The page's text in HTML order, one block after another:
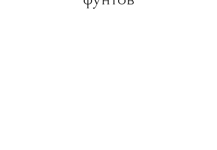
заболевания коронавирусной инфекцией —